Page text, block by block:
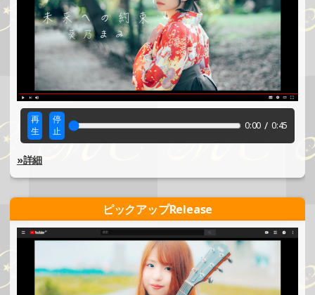
再
生
停
止
0:00 / 0:45
»詳細
ピックアップRelease